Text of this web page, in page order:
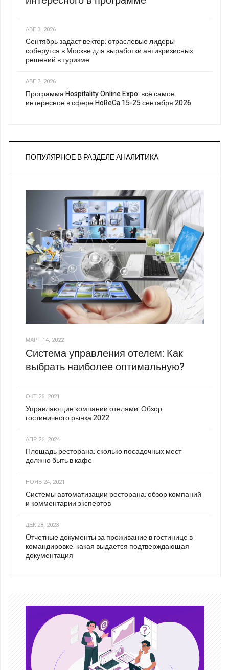
АВГ 3, 2026
Сентябрь задаст вектор: отраслевые лидеры
соберутся в Москве для выработки антикризисных
решений в туризме
АВГ 3, 2026
Программа Hospitality Online Expo: всё самое
интересное в сфере HoReCa 15-25 сентября 2026
ПОПУЛЯРНОЕ В РАЗДЕЛЕ АНАЛИТИКА
МАРТ 14, 2022
Система управления отелем: Как
выбрать наиболее оптимальную?
ОКТ 26, 2021
Управляющие компании отелями: Обзор
гостиничного рынка 2022
АПР 26, 2024
Площадь ресторана: сколько посадочных мест
должно быть в кафе
НОЯБ 24, 2021
Системы автоматизации ресторана: обзор компаний
и комментарии экспертов
ДЕК 28, 2023
Отчетные документы за проживание в гостинице в
командировке: какая выдается подтверждающая
документация